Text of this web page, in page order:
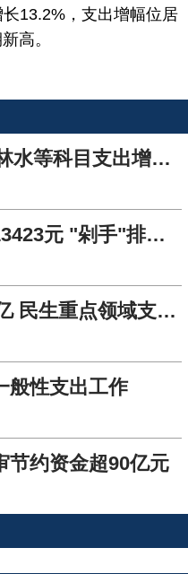
13.2%，支出增幅位居
高。
2018年前四个月广西农林水等科目支出增速较快
广西去年人均消费支出13423元 "剁手"排全国26名
广西财政收入突破2600亿 民生重点领域支出3996亿
般性支出工作
节约资金超90亿元